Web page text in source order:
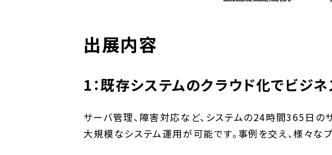
出展内容
1：既存システムのクラウド化でビジ
サーバ管理、障害対応など、システムの24時間365日の
大規模なシステム運用が可能です。事例を交え、様々な